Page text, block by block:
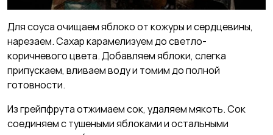
Для соуса очищаем яблоко от кожуры и сердцевины,
нарезаем. Сахар карамелизуем до светло-
коричневого цвета. Добавляем яблоки, слегка
припускаем, вливаем воду и томим до полной
готовности.
Из грейпфрута отжимаем сок, удаляем мякоть. Сок
соединяем с тушеными яблоками и остальными